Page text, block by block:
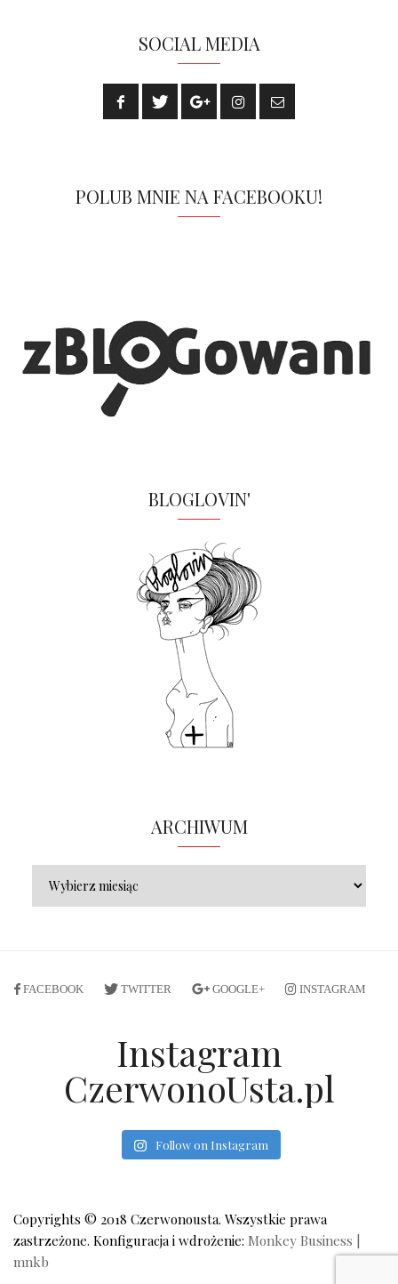
SOCIAL MEDIA
POLUB MNIE NA FACEBOOKU!
BLOGLOVIN'
ARCHIWUM
FACEBOOK TWITTER GOOGLE+ INSTAGRAM
Instagram
CzerwonoUsta.pl
Follow on Instagram
Copyrights © 2018 Czerwonousta. Wszystkie prawa
zastrzeżone. Konfiguracja i wdrożenie: Monkey Business |
mnkb